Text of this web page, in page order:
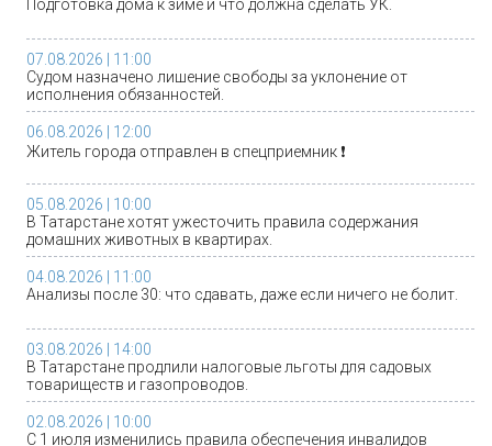
Подготовка дома к зиме и что должна сделать УК.
07.08.2026 | 11:00
Судом назначено лишение свободы за уклонение от
исполнения обязанностей.
06.08.2026 | 12:00
Житель города отправлен в спецприемник ❗
05.08.2026 | 10:00
В Татарстане хотят ужесточить правила содержания
домашних животных в квартирах.
04.08.2026 | 11:00
Анализы после 30: что сдавать, даже если ничего не болит.
03.08.2026 | 14:00
В Татарстане продлили налоговые льготы для садовых
товариществ и газопроводов.
02.08.2026 | 10:00
С 1 июля изменились правила обеспечения инвалидов